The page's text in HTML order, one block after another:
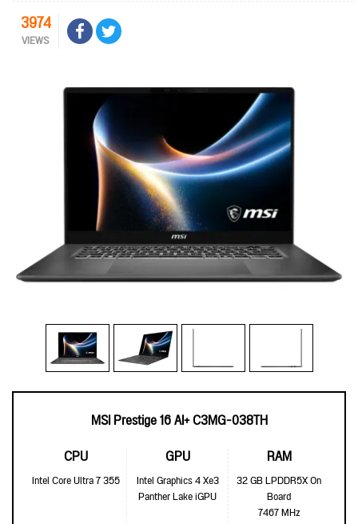
3974
VIEWS
MSI Prestige 16 AI+ C3MG-038TH
CPU
Intel Core Ultra 7 355
GPU
Intel Graphics 4 Xe3
Panther Lake iGPU
RAM
32 GB LPDDR5X On
Board
7467 MHz